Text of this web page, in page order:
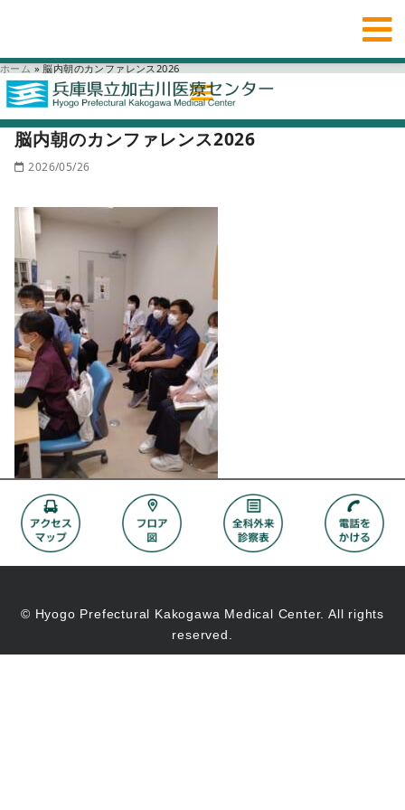
ホーム » 脳内朝のカンファレンス2026
脳内朝のカンファレンス2026
2026/05/26
© Hyogo Prefectural Kakogawa Medical Center. All rights
reserved.